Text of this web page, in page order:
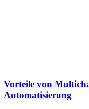
Vorteile von
Automatisierung